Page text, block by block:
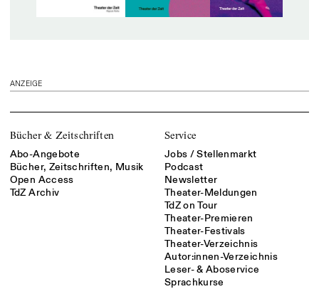
ANZEIGE
Bücher & Zeitschriften
Abo-Angebote
Bücher, Zeitschriften, Musik
Open Access
TdZ Archiv
Service
Jobs / Stellenmarkt
Podcast
Newsletter
Theater-Meldungen
TdZ on Tour
Theater-Premieren
Theater-Festivals
Theater-Verzeichnis
Autor:innen-Verzeichnis
Leser- & Aboservice
Sprachkurse